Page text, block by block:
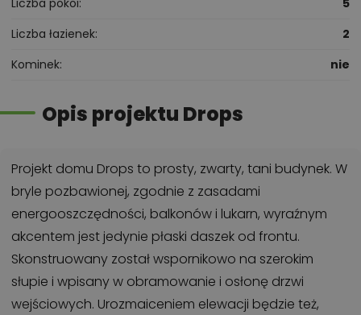
Liczba pokoi
5
Liczba łazienek
2
Kominek
nie
Opis projektu Drops
Projekt domu Drops to prosty, zwarty, tani budynek. W
bryle pozbawionej, zgodnie z zasadami
energooszczędności, balkonów i lukarn, wyraźnym
akcentem jest jedynie płaski daszek od frontu.
Skonstruowany został wspornikowo na szerokim
słupie i wpisany w obramowanie i osłonę drzwi
wejściowych. Urozmaiceniem elewacji będzie też,